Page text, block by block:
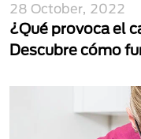
28 October, 2022
¿Qué provoca el
Descubre cómo